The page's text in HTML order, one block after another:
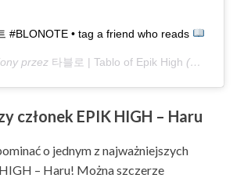
#BLONOTE • tag a friend who reads
przez 타블로 | Tablo of Epik High (@blobyblo)
członek EPIK HIGH – Haru
o jednym z najważniejszych
– Haru! Można szczerze